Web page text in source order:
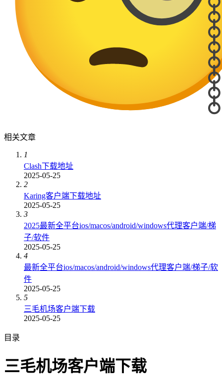
相关文章
1
Clash下载地址
2025-05-25
2
Karing客户端下载地址
2025-05-25
3
2025最新全平台ios/macos/android/windows代理客户端/梯
子/软件
2025-05-25
4
最新全平台ios/macos/android/windows代理客户端/梯子/软
件
2025-05-25
5
三毛机场客户端下载
2025-05-25
目录
三毛机场客户端下载